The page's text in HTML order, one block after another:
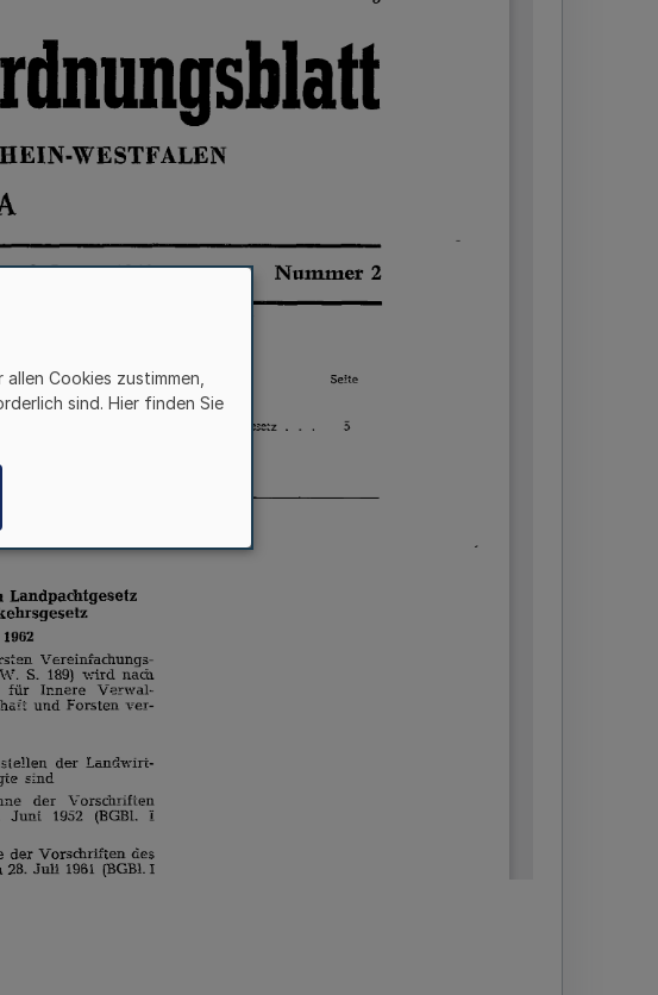
Cookies zustimmen,
sind. Hier finden Sie